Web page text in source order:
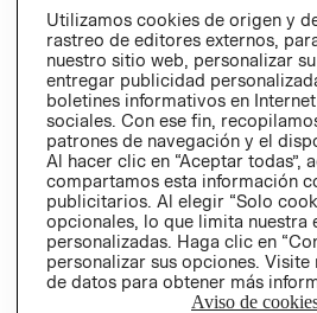
RELACIÓN
POLÍTICA
Utilizamos cookies de origen y
rastreo de editores externos,
nuestro sitio web, personalizar
entregar publicidad
boletines informativos en
sociales. Con ese fin,
patrones de navegación y el
Al hacer clic en “Aceptar todas”,
compartamos esta información
publicitarios. Al elegir “Solo
opcionales, lo que limita nuestra
personalizadas. Haga clic en
personalizar sus opciones.
de datos para obtener más
Aviso de